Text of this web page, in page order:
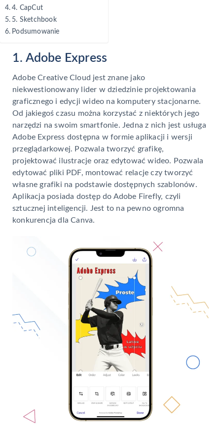
4. CapCut
5. Sketchbook
Podsumowanie
1. Adobe Express
Adobe Creative Cloud jest znane jako
niekwestionowany lider w dziedzinie projektowania
graficznego i edycji wideo na komputery stacjonarne.
Od jakiegoś czasu można korzystać z niektórych jego
narzędzi na swoim smartfonie. Jedna z nich jest usługa
Adobe Express dostępna w formie aplikacji i wersji
przeglądarkowej. Pozwala tworzyć grafikę,
projektować ilustracje oraz edytować wideo. Pozwala
edytować pliki PDF, montować relacje czy tworzyć
własne grafiki na podstawie dostępnych szablonów.
Aplikacja posiada dostęp do Adobe Firefly, czyli
sztucznej inteligencji. Jest to na pewno ogromna
konkurencja dla Canva.